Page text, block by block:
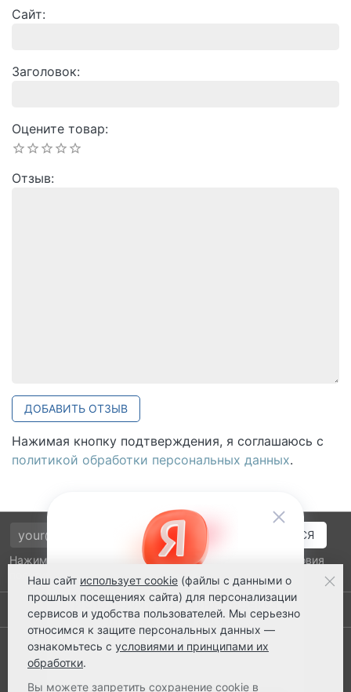
Сайт
Заголовок
Оцените товар
Отзыв
ДОБАВИТЬ ОТЗЫВ
Нажимая кнопку подтверждения, я соглашаюсь с
политикой обработки персональных данных.
Нажимая на кнопку подтверждения, я принимаю условия
политики обработки персональных данных
Выполнено заказов: 52520
8 800 2018-054
Наш сайт использует cookie (файлы с данными о
прошлых посещениях сайта) для персонализации
сервисов и удобства пользователей. Мы серьезно
относимся к защите персональных данных —
ознакомьтесь с условиями и принципами их
обработки.
Вы можете запретить сохранение cookie в